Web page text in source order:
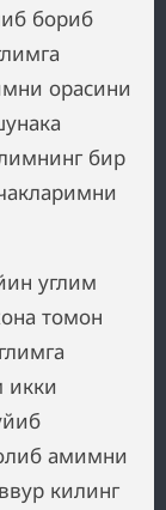
бориб
орасини
бир
углим
томон
икки
амимни
килинг